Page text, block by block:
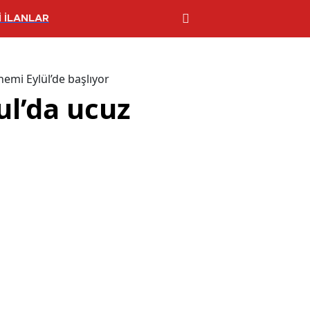
İLANLAR
Eylül’de başlıyor
ucuz